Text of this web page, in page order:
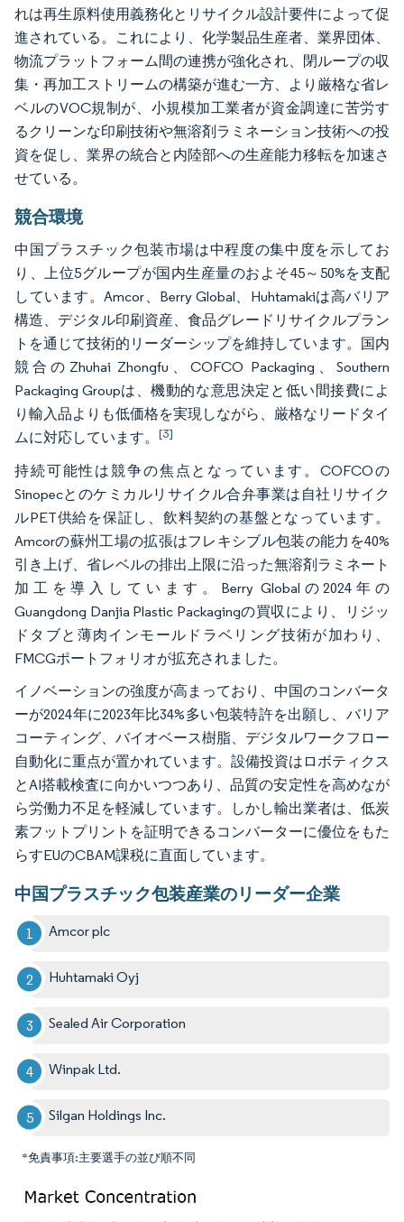
れは再生原料使用義務化とリサイクル設計要件によって促
進されている。これにより、化学製品生産者、業界団体、
物流プラットフォーム間の連携が強化され、閉ループの収
集・再加工ストリームの構築が進む一方、より厳格な省レ
ベルのVOC規制が、小規模加工業者が資金調達に苦労す
るクリーンな印刷技術や無溶剤ラミネーション技術への投
資を促し、業界の統合と内陸部への生産能力移転を加速さ
せている。
競合環境
中国プラスチック包装市場は中程度の集中度を示してお
り、上位5グループが国内生産量のおよそ45～50%を支配
しています。Amcor、Berry Global、Huhtamakiは高バリア
構造、デジタル印刷資産、食品グレードリサイクルプラン
トを通じて技術的リーダーシップを維持しています。国内
競合のZhuhai Zhongfu、COFCO Packaging、Southern
Packaging Groupは、機動的な意思決定と低い間接費によ
り輸入品よりも低価格を実現しながら、厳格なリードタイ
ムに対応しています。 [3]
持続可能性は競争の焦点となっています。COFCOの
Sinopecとのケミカルリサイクル合弁事業は自社リサイク
ルPET供給を保証し、飲料契約の基盤となっています。
Amcorの蘇州工場の拡張はフレキシブル包装の能力を40%
引き上げ、省レベルの排出上限に沿った無溶剤ラミネート
加工を導入しています。Berry Globalの2024年の
Guangdong Danjia Plastic Packagingの買収により、リジッ
ドタブと薄肉インモールドラベリング技術が加わり、
FMCGポートフォリオが拡充されました。
イノベーションの強度が高まっており、中国のコンバータ
ーが2024年に2023年比34%多い包装特許を出願し、バリア
コーティング、バイオベース樹脂、デジタルワークフロー
自動化に重点が置かれています。設備投資はロボティクス
とAI搭載検査に向かいつつあり、品質の安定性を高めなが
ら労働力不足を軽減しています。しかし輸出業者は、低炭
素フットプリントを証明できるコンバーターに優位をもた
らすEUのCBAM課税に直面しています。
中国プラスチック包装産業のリーダー企業
Amcor plc
Huhtamaki Oyj
Sealed Air Corporation
Winpak Ltd.
Silgan Holdings Inc.
*免責事項:主要選手の並び順不同